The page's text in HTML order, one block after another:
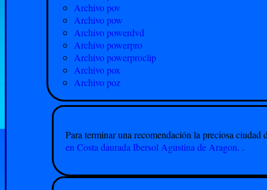
Archivo pov
Archivo pow
Archivo powerdvd
Archivo powerpro
Archivo powerproclip
Archivo pox
Archivo poz
Para terminar una recomendación la preciosa ciudad
en Costa daurada Ibersol Agustina de Aragon. .